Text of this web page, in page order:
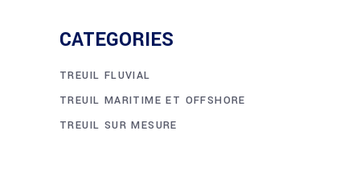
CATEGORIES
TREUIL FLUVIAL
TREUIL MARITIME ET OFFSHORE
TREUIL SUR MESURE